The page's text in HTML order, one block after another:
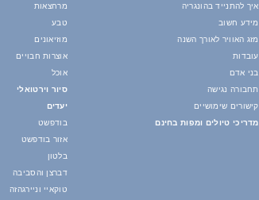
מרחצאות
טבע
מוזיאונים
אוצרות חבויים
אוכל
סיור וירטואלי
יעדים
בודפשט
אזור בודפשט
בלטון
דברצן והסביבה
טוקאיי וניירגהזה
איך להתנייד בהונגריה
מידע חשוב
מזג האוויר לאורך השנה
עובדות
בני אדם
תחבורה נגישה
קישורים שימושיים
מדריכי טיולים ומפות בחינם